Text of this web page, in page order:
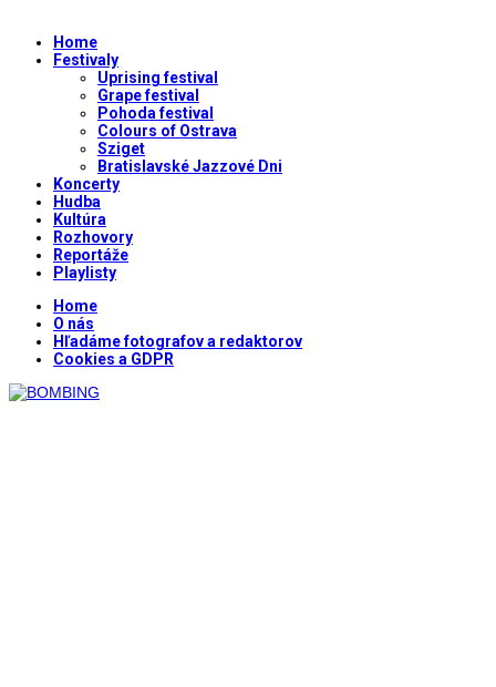
Home
Festivaly
Uprising festival
Grape festival
Pohoda festival
Colours of Ostrava
Sziget
Bratislavské Jazzové Dni
Koncerty
Hudba
Kultúra
Rozhovory
Reportáže
Playlisty
Home
O nás
Hľadáme fotografov a redaktorov
Cookies a GDPR